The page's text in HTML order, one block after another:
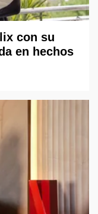
con su
en hechos